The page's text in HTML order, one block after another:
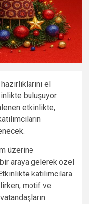
el
buluşuyor.
etkinlikte,
üzerine
araya gelerek özel
katılımcılara
motif ve